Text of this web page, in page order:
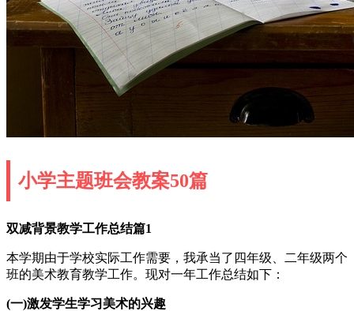
小学主题班会教案50篇
双减背景教学工作总结篇1
本学期由于学校实际工作需要，我承当了四年级、二年级两个
班的美术教育教学工作。现对一年工作总结如下：
(一)激发学生学习美术的兴趣